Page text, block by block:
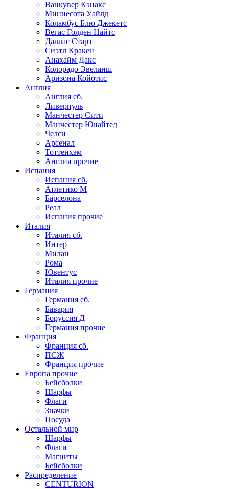
Ванкувер Кэнакс
Миннесота Уайлд
Коламбус Блю Джекетс
Вегас Голден Найтс
Даллас Старз
Сиэтл Кракен
Анахайм Дакс
Колорадо Эвеланш
Аризона Койотис
Англия
Англия сб.
Ливерпуль
Манчестер Сити
Манчестер Юнайтед
Челси
Арсенал
Тоттенхэм
Англия прочие
Испания
Испания сб.
Атлетико М
Барселона
Реал
Испания прочие
Италия
Италия сб.
Интер
Милан
Рома
Ювентус
Италия прочие
Германия
Германия сб.
Бавария
Боруссия Д
Германия прочие
Франция
Франция сб.
ПСЖ
Франция прочие
Европа прочие
Бейсболки
Шарфы
Флаги
Значки
Посуда
Остальной мир
Шарфы
Флаги
Магниты
Бейсболки
Распределение
CENTURION